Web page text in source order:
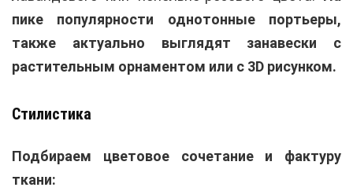
пике популярности однотонные портьеры,
также актуально выглядят занавески с
растительным орнаментом или с 3D рисунком.
Стилистика
Подбираем цветовое сочетание и фактуру
ткани: